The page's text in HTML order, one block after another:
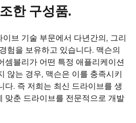
한 구성품.
브 기술 부문에서 다년간의, 그리
험을 보유하고 있습니다. 맥슨의
셈블리가 어떤 특정 애플리케이션
않는 경우, 맥슨은 이를 충족시키
다. 즉 저희는 최신 드라이브를 생
맞춘 드라이브를 전문적으로 개발